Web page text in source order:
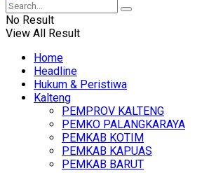
No Result
View All Result
Home
Headline
Hukum & Peristiwa
Kalteng
PEMPROV KALTENG
PEMKO PALANGKARAYA
PEMKAB KOTIM
PEMKAB KAPUAS
PEMKAB BARUT